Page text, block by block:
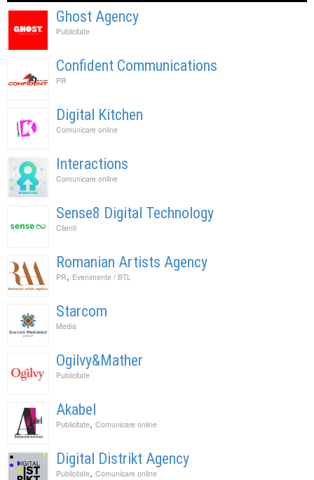
Ghost Agency
Publicitate
Confident Communications
PR
Digital Kitchen
Comunicare online
Interactions
Comunicare online
Sense8 Digital Technology
Clienti
Romanian Artists Agency
PR, Evenimente / BTL
Starcom
Media
Ogilvy&Mather
Publicitate
Akabel
Publicitate, Comunicare online
Digital Distrikt Agency
Publicitate, Comunicare online